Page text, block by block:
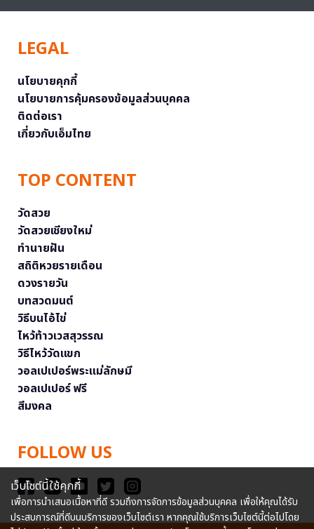
LEGAL
นโยบายคุกกี้
นโยบายการคุ้มครองข้อมูลส่วนบุคคล
ติดต่อเรา
เกี่ยวกับเอ็มไทย
TOP CONTENT
วัดสวย
วัดสวยเชียงใหม่
ทำนายฝัน
สถิติหวยรายเดือน
ดวงรายวัน
บทสวดมนต์
วิธีบนไอ้ไข่
ไหว้ท้าวเวสสุวรรณ
วิธีไหว้วัดแขก
วอลเปเปอร์พระแม่ลักษมี
วอลเปเปอร์ ฟรี
สีมงคล
FOLLOW US
เว็บไซต์นี้ใช้คุกกี้
เพื่อการนำเสนอเนื้อหาที่ดี รวมถึงการจัดการข้อมูลส่วนบุคคล เพื่อให้คุณได้รับ
ประสบการณ์ที่ดีบนบริการของเว็บไซต์เรา หากคุณใช้บริการเว็บไซต์นี้ต่อไปโดย